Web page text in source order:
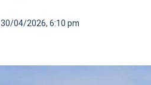
30/04/2026, 6:10 pm